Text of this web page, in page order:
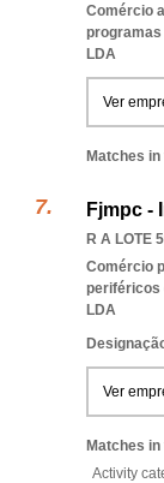
Comércio
LDA
Ver
Matches
Fjmpc -
R A LOTE
Comércio
periféricos
LDA
Ver
Matches
Activity